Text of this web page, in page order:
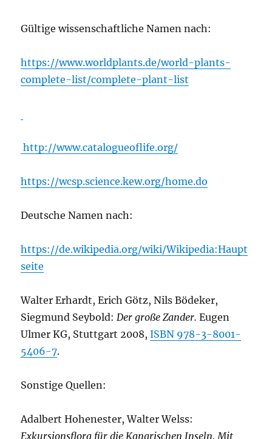
Gültige wissenschaftliche Namen nach:
https://www.worldplants.de/world-plants-
complete-list/complete-plant-list
http://www.catalogueoflife.org/
https://wcsp.science.kew.org/home.do
Deutsche Namen nach:
https://de.wikipedia.org/wiki/Wikipedia:Haupt
seite
Walter Erhardt, Erich Götz, Nils Bödeker,
Siegmund Seybold: Der große Zander. Eugen
Ulmer KG, Stuttgart 2008,ISBN 978-3-8001-
5406-7.
Sonstige Quellen:
Adalbert Hohenester, Walter Welss:
Exkursionsflora für die Kanarischen Inseln. Mit